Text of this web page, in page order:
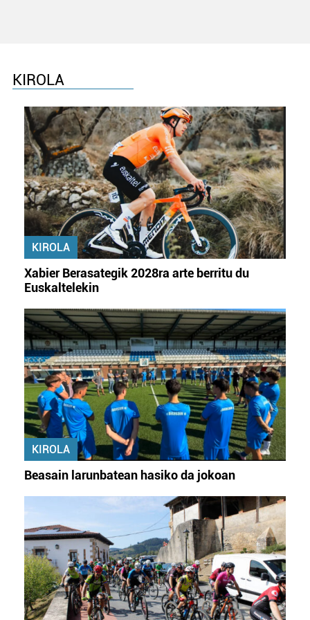
zerbitzuak hobetzeko asmoz, cookie teknologiaz
erabiltzeko baimen esplizitua ematen diguzu.Gehiago
irakurri
KIROLA
KIROLA
Xabier Berasategik 2028ra arte berritu du
Euskaltelekin
KIROLA
Beasain larunbatean hasiko da jokoan